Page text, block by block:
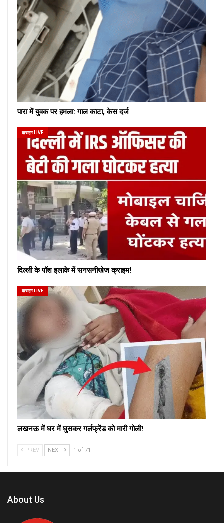
पारा में युवक पर हमला: गाल काटा, केस दर्ज
क्राइम LIVE
दिल्ली के पॉश इलाके में सनसनीखेज क्राइम!
क्राइम LIVE
लखनऊ में घर में घुसकर गर्लफ्रेंड को मारी गोली!
PREV NEXT 1 of 71
About Us